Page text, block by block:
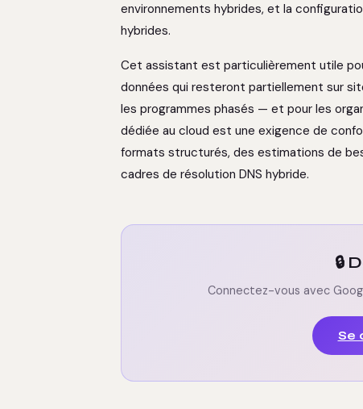
environnements hybrides, et la
hybrides.
Cet assistant est particulièrement utile
données qui resteront partiellement sur
les programmes phasés — et pour les
dédiée au cloud est une exigence de
formats structurés, des estimations de
cadres de résolution DNS hybride.
🔒
Connectez-vous avec
Se